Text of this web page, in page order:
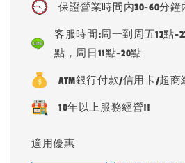
保證營業時間內30-60分
客服時間:周一到周五12點-
點，周日11點-20點
ATM銀行付款/信用卡/超商
10年以上服務經營!!
適用優惠